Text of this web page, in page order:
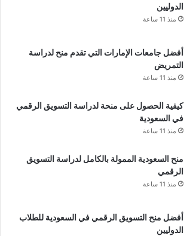
الدوليين
منذ 11 ساعة
أفضل جامعات الإمارات التي تقدم منح لدراسة
التمريض
منذ 11 ساعة
كيفية الحصول على منحة لدراسة التسويق الرقمي
في السعودية
منذ 11 ساعة
منح السعودية الممولة بالكامل لدراسة التسويق
الرقمي
منذ 11 ساعة
أفضل منح التسويق الرقمي في السعودية للطلاب
الدوليين